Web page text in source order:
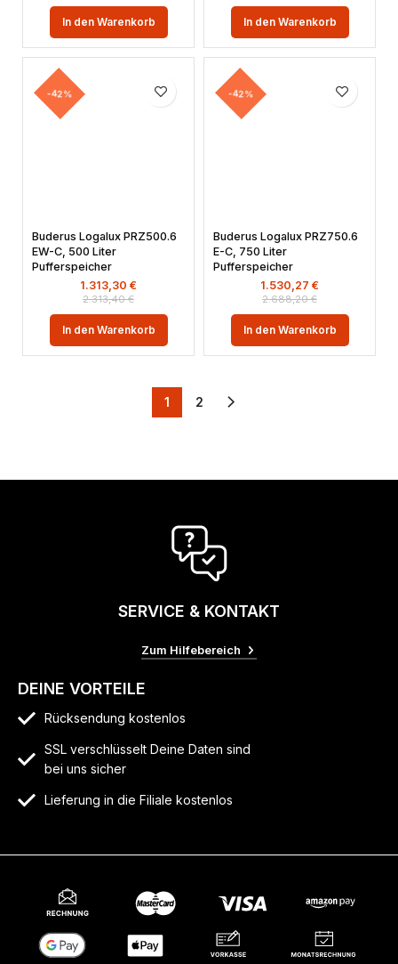
In den Warenkorb In den Warenkorb
-42%
Buderus Logalux PRZ500.6
EW-C, 500 Liter
Pufferspeicher
2.313,40€
1.313,30 €
In den Warenkorb
-42%
Buderus Logalux PRZ750.6
E-C, 750 Liter
Pufferspeicher
2.688,20€
1.530,27 €
In den Warenkorb
1 2
SERVICE & KONTAKT
Zum Hilfebereich
DEINE VORTEILE
Rücksendung kostenlos
SSL verschlüsselt Deine Daten sind
bei uns sicher
Lieferung in die Filiale kostenlos